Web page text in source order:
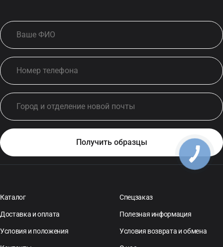
Каталог Спецзаказ
Доставка и оплата Полезная информация
Условия и положения Условия возврата и обмена